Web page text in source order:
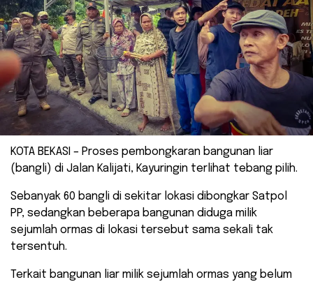
KOTA BEKASI – Proses pembongkaran bangunan liar
(bangli) di Jalan Kalijati, Kayuringin terlihat tebang pilih.
Sebanyak 60 bangli di sekitar lokasi dibongkar Satpol
PP, sedangkan beberapa bangunan diduga milik
sejumlah ormas di lokasi tersebut sama sekali tak
tersentuh.
Terkait bangunan liar milik sejumlah ormas yang belum